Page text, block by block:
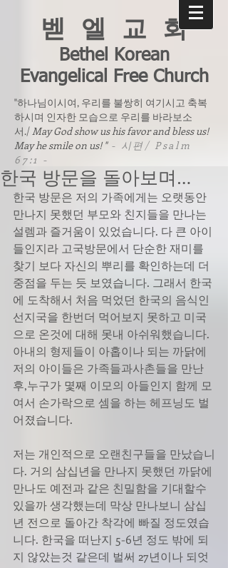
벧 엘 교 회
Bethel Korean
Evangelical Free Church
"하나님이시여, 우리를 불쌍히 여기시고 축복
하시며 인자한 모습으로 우리를 바라보소
서./May God show us his favor and bless us!
May he smile on us! " - 시편/ Psalm
67:1 -
한국 방문을 돌아보며…
한국 방문은 저의 가족에게는 오랫동안
만나지 못했던 부모와 친지들을 만나는
설렘과 즐거움이 있었습니다. 다 큰 아이
들인지라 고국방문에서 단순한 재미를
찾기 보다 자신의 뿌리를 확인하는데 더
중점을 두는 듯 보였습니다. 그래서 한국
에 도착해서 처음 먹었던 한국의 음식인
선지국을 한번더 먹어보지 못하고 미국
으로 온것에 대해 못내 아쉬워했습니다.
아내의 형제들이 아홉이나 되는 까닭에
저의 아이들은 가족들과사촌들을 만난
후,누구가 몇째 이모의 아들인지 함께 모
여서 손가락으로 셈을 하는 헤프닝도 벌
어졌습니다.
저는 개인적으로 오랜친구들을 만났습니
다. 거의 삼십년을 만나지 못했던 까닭에
만나도 예전과 같은 친밀함을 기대할수
있을까 생각했는데 막상 만나보니 삼십
년 전으로 돌아간 착각에 빠질 정도였습
니다. 한국을 떠난지 5-6년 정도 밖에 되
지 않았는것 같은데 벌써 27년이나 되엇